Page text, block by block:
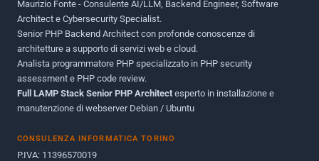
Maggio 2011
Dicembre 2010
Ottobre 2010
Maggio 2010
Giugno 2009
Maurizio Fonte - Consulente AI/LLM, Backend Engineer, Software
Architect e Cybersecurity Specialist.
Senior PHP Backend Architect con profonde conoscenze di
architetture a supporto di servizi web e cloud.
Analista programmatore PHP specializzato in PHP security
assessment e PHP code review.
Full LAMP Stack Senior PHP Architect esperto in installazione e
manutenzione di webserver Debian / Ubuntu
CONSULENZA INFORMATICA TORINO
P.IVA: 11396570019